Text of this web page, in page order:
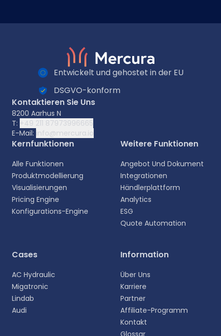
Wählen Sie Ihre Sprache aus
persönlichere Erfahrung.
Entwickelt und gehostet in der EU
DSGVO-konform
Kontaktieren Sie Uns
8200 Aarhus N
T: +49 211 87973996665
E-Mail: info@mercura.io
Kernfunktionen
Alle Funktionen
Produktmodellierung
Visualisierungen
Pricing Engine
Konfigurations-Engine
Weitere Funktionen
Angebot Und Dokument
Integrationen
Händlerplattform
Analytics
ESG
Quote Automation
Cases
AC Hydraulic
Migatronic
Lindab
Audi
Information
Über Uns
Karriere
Partner
Affiliate-Programm
Kontakt
Glossar